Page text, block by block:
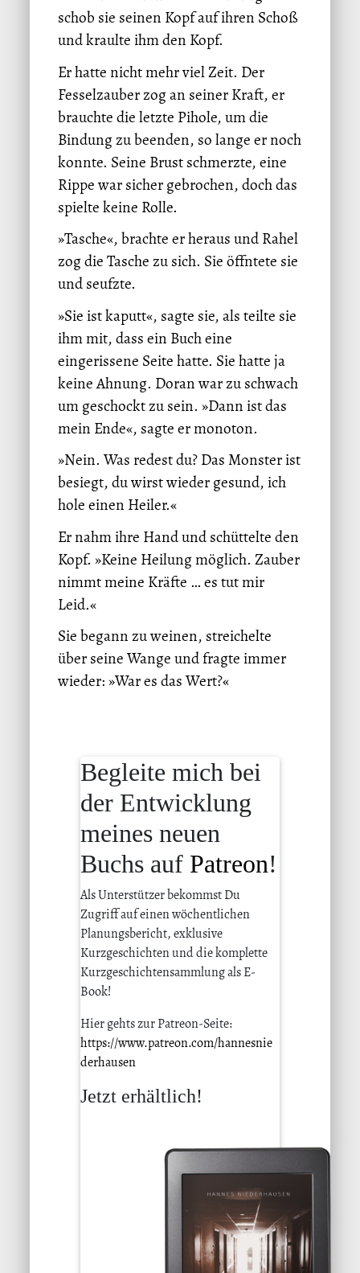
schob sie seinen Kopf auf ihren Schoß
und kraulte ihm den Kopf.
Er hatte nicht mehr viel Zeit. Der
Fesselzauber zog an seiner Kraft, er
brauchte die letzte Pihole, um die
Bindung zu beenden, so lange er noch
konnte. Seine Brust schmerzte, eine
Rippe war sicher gebrochen, doch das
spielte keine Rolle.
»Tasche«, brachte er heraus und Rahel
zog die Tasche zu sich. Sie öffntete sie
und seufzte.
»Sie ist kaputt«, sagte sie, als teilte sie
ihm mit, dass ein Buch eine
eingerissene Seite hatte. Sie hatte ja
keine Ahnung. Doran war zu schwach
um geschockt zu sein. »Dann ist das
mein Ende«, sagte er monoton.
»Nein. Was redest du? Das Monster ist
besiegt, du wirst wieder gesund, ich
hole einen Heiler.«
Er nahm ihre Hand und schüttelte den
Kopf. »Keine Heilung möglich. Zauber
nimmt meine Kräfte … es tut mir
Leid.«
Sie begann zu weinen, streichelte
über seine Wange und fragte immer
wieder: »War es das Wert?«
Begleite mich bei
der Entwicklung
meines neuen
Buchs auf Patreon!
Als Unterstützer bekommst Du
Zugriff auf einen wöchentlichen
Planungsbericht, exklusive
Kurzgeschichten und die komplette
Kurzgeschichtensammlung als E-
Book!
Hier gehts zur Patreon-Seite:
https://www.patreon.com/hannesnie
derhausen
Jetzt erhältlich!